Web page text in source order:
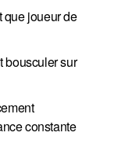
que joueur de
bousculer sur
constante